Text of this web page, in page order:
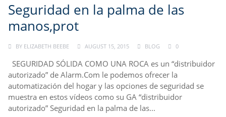
Seguridad en la palma de las
manos,prot
BY ELIZABETH BEEBE AUGUST 15, 2015 BLOG 0
SEGURIDAD SÓLIDA COMO UNA ROCA es un “distribuidor
autorizado” de Alarm.Com le podemos ofrecer la
automatización del hogar y las opciones de seguridad se
muestra en estos vídeos como su GA “distribuidor
autorizado” Seguridad en la palma de las...